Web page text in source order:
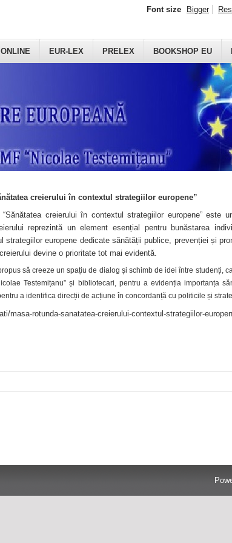
EUR-LEX PRELEX BOOKSHOP EU
Font size Bigger
creierului în contextul strategiilor europene”
creierului în contextul strategiilor europene” este
reprezintă un element esențial pentru bunăstarea
europene dedicate sănătății publice, prevenției și
devine o prioritate tot mai evidentă.
să creeze un spațiu de dialog și schimb de idei între studenți,
Testemițanu” și bibliotecari, pentru a evidenția importanța
a identifica direcții de acțiune în concordanță cu politicile și
masa-rotunda-sanatatea-creierului-contextul-strategiilor-